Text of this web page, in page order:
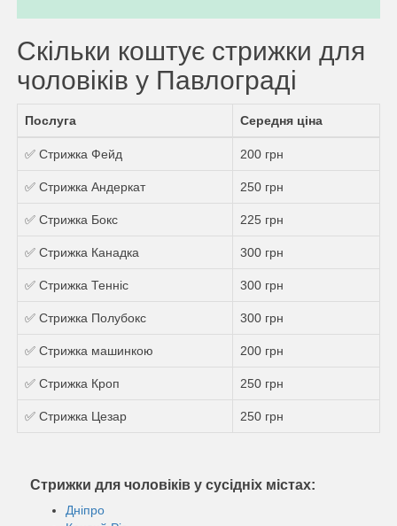
Скільки коштує стрижки для
чоловіків у Павлограді
Послуга Середня ціна
✅ Стрижка Фейд 200 грн
✅ Стрижка Андеркат 250 грн
✅ Стрижка Бокс 225 грн
✅ Стрижка Канадка 300 грн
✅ Стрижка Теннiс 300 грн
✅ Стрижка Полубокс 300 грн
✅ Стрижка машинкою 200 грн
✅ Стрижка Кроп 250 грн
✅ Стрижка Цезар 250 грн
Стрижки для чоловіків у сусідніх містах:
Дніпро